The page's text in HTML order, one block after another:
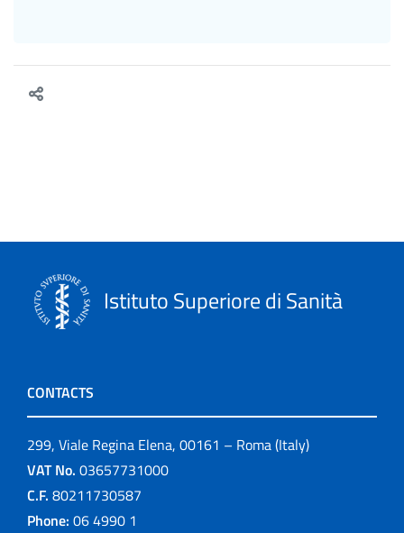
Istituto Superiore di Sanità
CONTACTS
299, Viale Regina Elena, 00161 – Roma (Italy)
VAT No. 03657731000
C.F. 80211730587
Phone: 06 4990 1